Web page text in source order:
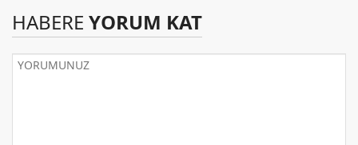
HABERE YORUM KAT